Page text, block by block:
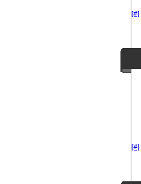
[#]
[#]